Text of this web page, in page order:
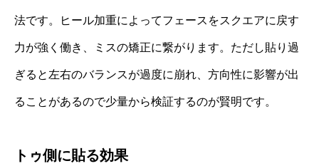
法です。ヒール加重によってフェースをスクエアに戻す
力が強く働き、ミスの矯正に繋がります。ただし貼り過
ぎると左右のバランスが過度に崩れ、方向性に影響が出
ることがあるので少量から検証するのが賢明です。
トゥ側に貼る効果